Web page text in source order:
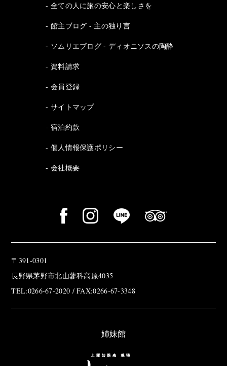
全ての人に旅の安心と楽しさを
館主ブログ - 主の独り言
ソムリエブログ - ディオニソスの陶酔
資料請求
会員登録
サイトマップ
宿泊約款
個人情報保護ポリシー
会社概要
〒391-0301
長野県茅野市北山蓼科高原4035
TEL:0266-67-2020 / FAX:0266-67-3348
姉妹館